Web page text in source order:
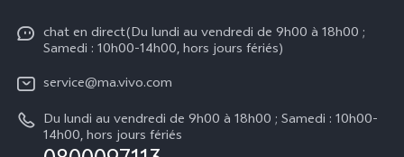
Y29
Y04
Tous les modèles
Funtouch OS
Prix des pièces de rechange
Mise à jour du système
Presse
Mentions légales
À propos de vivo
Durabilité
chat en direct(Du lundi au vendredi de 9h00 à 18h00 ;
Samedi : 10h00-14h00, hors jours fériés)
service@ma.vivo.com
Du lundi au vendredi de 9h00 à 18h00 ; Samedi : 10h00-
14h00, hors jours fériés